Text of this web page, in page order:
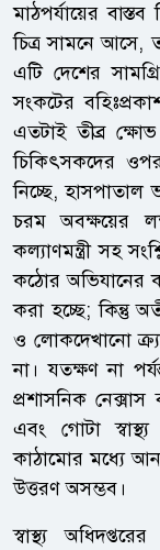
মাঠপর্যায়ের
চিত্র সামনে আসে,
এটি দেশের
সংকটের
এতটাই তীব্র
চিকিৎসকদের
নিচ্ছে,
চরম অবক্ষয়ের
কল্যাণমন্ত্রী সহ
কঠোর অভিযানের
করা হচ্ছে; কিন্তু
ও লোকদেখানো
না। যতক্ষণ না
প্রশাসনিক
এবং গোটা
কাঠামোর মধ্যে
উত্তরণ অসম্ভব।
স্বাস্থ্য